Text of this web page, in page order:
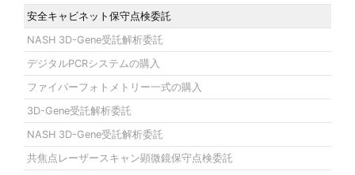
安全キャビネット保守点検委託
NASH 3D-Gene受託解析委託
デジタルPCRシステムの購入
ファイバーフォトメトリー一式の購入
3D-Gene受託解析委託
NASH 3D-Gene受託解析委託
共焦点レーザースキャン顕微鏡保守点検委託